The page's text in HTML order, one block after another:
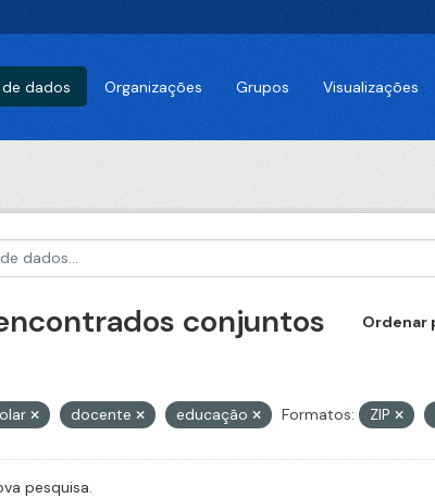
dados Organizações Grupos Visualizações
Ordenar
conjuntos
docente educação Formatos: ZIP
pesquisa.